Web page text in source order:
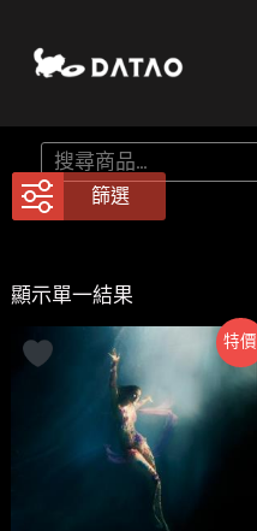
要
內
搜
尋
篩選
顯示單一結果
特價